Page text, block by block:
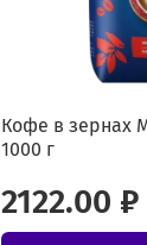
Кофе в зернах
1000 г
2122.00 ₽